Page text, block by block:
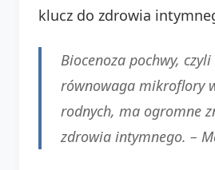
klucz do zdrowia
Biocenoza pochwy,
równowaga mikroflory
rodnych, ma ogromne
zdrowia intymnego. –